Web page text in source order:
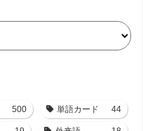
500 単語カード 44